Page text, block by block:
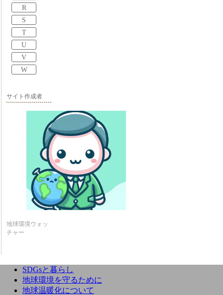
R
S
T
U
V
W
サイト作成者
地球環境ウォッ
チャー
SDGsと暮らし
地球環境を守るために
地球温暖化について